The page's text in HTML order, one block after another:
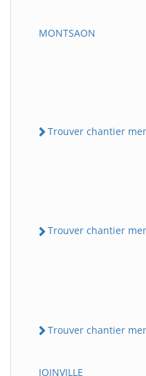
MONTSAON
Trouver chantier
Trouver chantier
Trouver chantier
JOINVILLE